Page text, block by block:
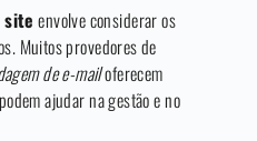
site envolve considerar os
Muitos provedores de
de e-mailoferecem
ajudar na gestão e no